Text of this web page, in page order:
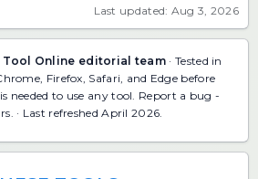
Last updated: Aug 3, 2026
Tool Online editorial team · Tested in
Firefox, Safari, and Edge before
needed to use any tool. Report a bug -
· Last refreshed April 2026.